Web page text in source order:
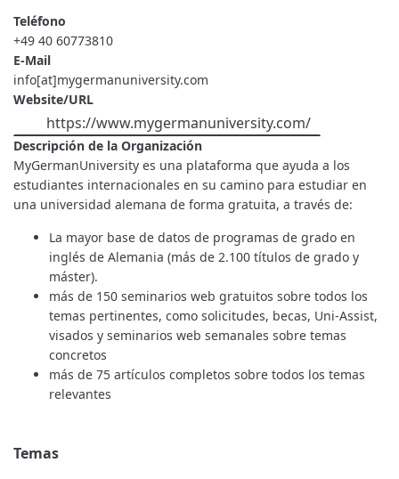
Teléfono
+49 40 60773810
E-Mail
info[at]mygermanuniversity.com
Website/URL
https://www.mygermanuniversity.com/
Descripción de la Organización
MyGermanUniversity es una plataforma que ayuda a los
estudiantes internacionales en su camino para estudiar en
una universidad alemana de forma gratuita, a través de:
La mayor base de datos de programas de grado en
inglés de Alemania (más de 2.100 títulos de grado y
máster).
más de 150 seminarios web gratuitos sobre todos los
temas pertinentes, como solicitudes, becas, Uni-Assist,
visados y seminarios web semanales sobre temas
concretos
más de 75 artículos completos sobre todos los temas
relevantes
Temas